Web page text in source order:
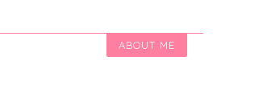
ABOUT ME